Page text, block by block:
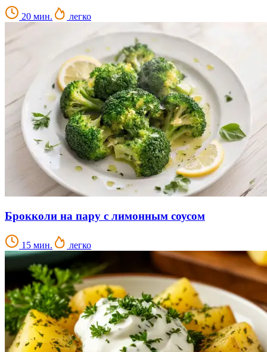
20 мин. легко
Брокколи на пару с лимонным соусом
15 мин. легко